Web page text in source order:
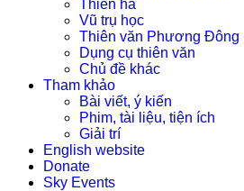
Thiên hà
Vũ trụ học
Thiên văn Phương Đông
Dụng cụ thiên văn
Chủ đề khác
Tham khảo
Bài viết, ý kiến
Phim, tài liệu, tiện ích
Giải trí
English website
Donate
Sky Events